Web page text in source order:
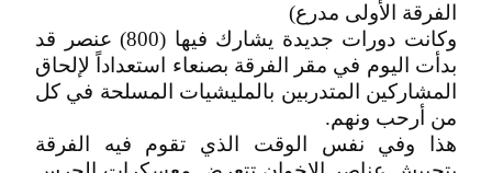
الفرقة الأولى مدرع)
وكانت دورات جديدة يشارك فيها (800) عنصر قد
بدأت اليوم في مقر الفرقة بصنعاء استعداداً لإلحاق
المشاركين المتدربين بالمليشيات المسلحة في كل
من أرحب ونهم.
هذا وفي نفس الوقت الذي تقوم فيه الفرقة